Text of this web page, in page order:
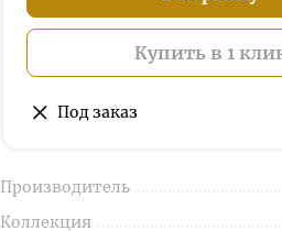
Купить в 1
Под заказ
Производитель
Коллекция